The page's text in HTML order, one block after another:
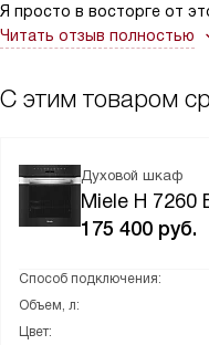
Я просто в восторге от
безупречно, и он стал
различными блюдами.
помогает
больше не нужно
духовке, и оно
Автоматические
Когда я впервые
удивлена, насколько все
Читать отзыв полностью
С этим товаром
Духовой шкаф
Miele H 7260
175 400 руб.
Способ подключения:
Объем, л:
Цвет: